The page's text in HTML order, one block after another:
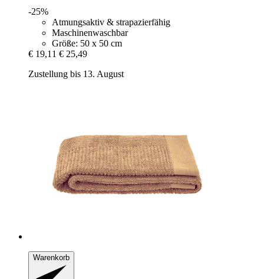
-25%
Atmungsaktiv & strapazierfähig
Maschinenwaschbar
Größe: 50 x 50 cm
€ 19,11 € 25,49
Zustellung bis 13. August
Warenkorb